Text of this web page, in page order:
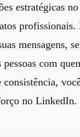
estratégicas
profissionais.
mensagens,
com
consistência,
no LinkedIn.